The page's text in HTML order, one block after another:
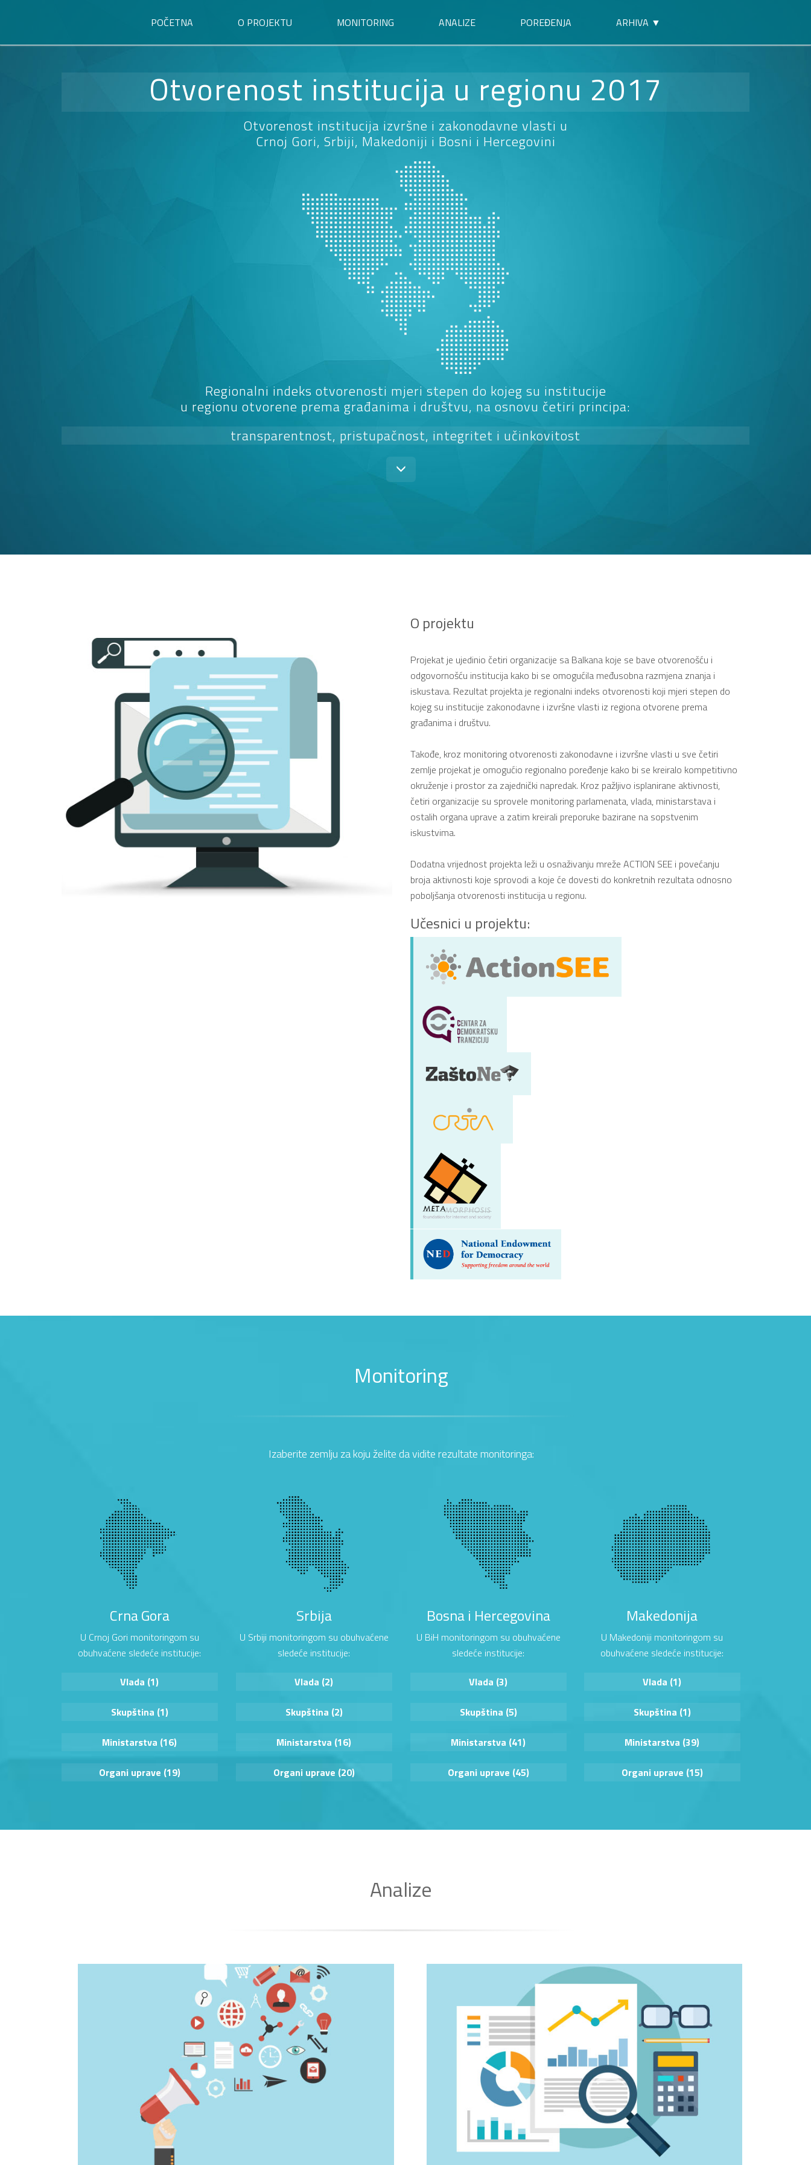
POČETNA O PROJEKTU MONITORING ANALIZE POREĐENJA ARHIVA ▼
Otvorenost institucija u regionu 2017
Otvorenost institucija izvršne i zakonodavne vlasti u
Crnoj Gori, Srbiji, Makedoniji i Bosni i Hercegovini
Regionalni indeks otvorenosti mjeri stepen do kojeg su institucije
u regionu otvorene prema građanima i društvu, na osnovu četiri principa:
transparentnost, pristupačnost, integritet i učinkovitost
O projektu
Projekat je ujedinio četiri organizacije sa Balkana koje se bave otvorenošću i
odgovornošću institucija kako bi se omogućila međusobna razmjena znanja i
iskustava. Rezultat projekta je regionalni indeks otvorenosti koji mjeri stepen do
kojeg su institucije zakonodavne i izvršne vlasti iz regiona otvorene prema
građanima i društvu.
Takođe, kroz monitoring otvorenosti zakonodavne i izvršne vlasti u sve četiri
zemlje projekat je omogućio regionalno poređenje kako bi se kreiralo kompetitivno
okruženje i prostor za zajednički napredak. Kroz pažljivo isplanirane aktivnosti,
četiri organizacije su sprovele monitoring parlamenata, vlada, ministarstava i
ostalih organa uprave a zatim kreirali preporuke bazirane na sopstvenim
iskustvima.
Dodatna vrijednost projekta leži u osnaživanju mreže ACTION SEE i povećanju
broja aktivnosti koje sprovodi a koje će dovesti do konkretnih rezultata odnosno
poboljšanja otvorenosti institucija u regionu.
Učesnici u projektu:
Monitoring
Izaberite zemlju za koju želite da vidite rezultate monitoringa:
Crna Gora
U Crnoj Gori monitoringom su
obuhvaćene sledeće institucije:
Vlada (1)
Skupština (1)
Ministarstva (16)
Organi uprave (19)
Srbija
U Srbiji monitoringom su obuhvaćene
sledeće institucije:
Vlada (2)
Skupština (2)
Ministarstva (16)
Organi uprave (20)
Bosna i Hercegovina
U BiH monitoringom su obuhvaćene
sledeće institucije:
Vlada (3)
Skupština (5)
Ministarstva (41)
Organi uprave (45)
Makedonija
U Makedoniji monitoringom su
obuhvaćene sledeće institucije:
Vlada (1)
Skupština (1)
Ministarstva (39)
Organi uprave (15)
Analize